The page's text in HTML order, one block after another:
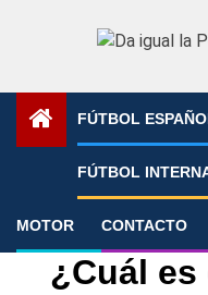
FÚTBOL
FÚTBOL
MOTOR CONTACTO
»
Fa Cup Fútbol Internacional
¿Cuál